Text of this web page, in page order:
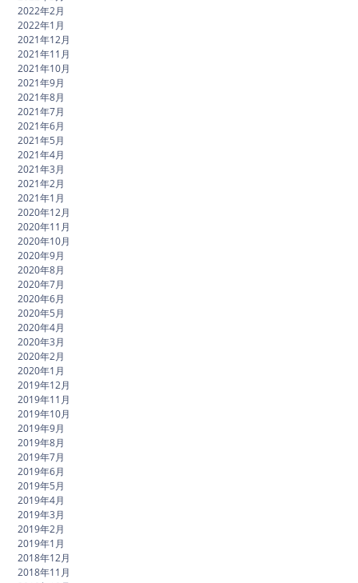
2022年2月
2022年1月
2021年12月
2021年11月
2021年10月
2021年9月
2021年8月
2021年7月
2021年6月
2021年5月
2021年4月
2021年3月
2021年2月
2021年1月
2020年12月
2020年11月
2020年10月
2020年9月
2020年8月
2020年7月
2020年6月
2020年5月
2020年4月
2020年3月
2020年2月
2020年1月
2019年12月
2019年11月
2019年10月
2019年9月
2019年8月
2019年7月
2019年6月
2019年5月
2019年4月
2019年3月
2019年2月
2019年1月
2018年12月
2018年11月